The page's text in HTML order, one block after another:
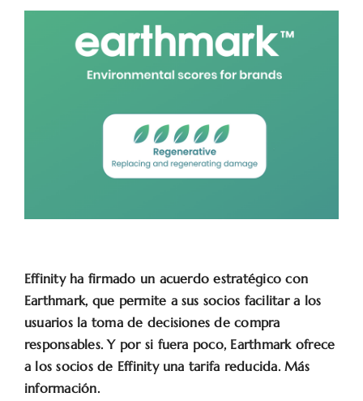
Contacto
Effinity ha firmado un acuerdo estratégico con
Earthmark, que permite a sus socios facilitar a los
usuarios la toma de decisiones de compra
responsables. Y por si fuera poco, Earthmark ofrece
a los socios de Effinity una tarifa reducida. Más
información.